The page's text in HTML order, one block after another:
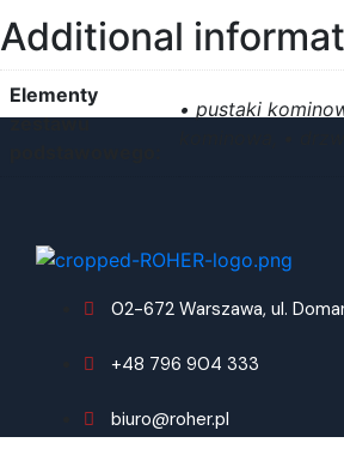
Additional
Elementy
zestawu
• pustaki
02-672 Warszawa, ul.
+48 796 904 333
biuro@roher.pl